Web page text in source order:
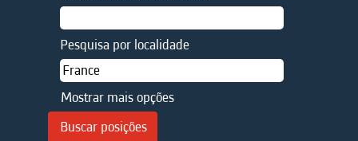
Pesquisa por localidade
Mostrar mais opções